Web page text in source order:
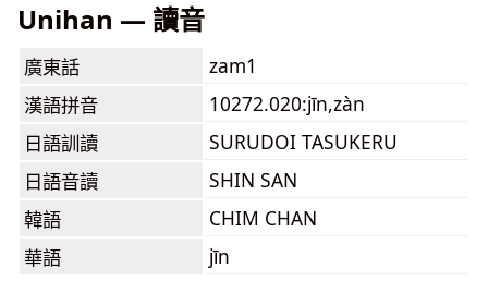
Unihan — 讀音
廣東話
zam1
漢語拼音
10272.020:jīn,zàn
日語訓讀
SURUDOI TASUKERU
日語音讀
SHIN SAN
韓語
CHIM CHAN
華語
jīn